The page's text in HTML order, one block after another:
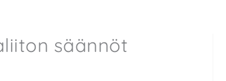
säännöt